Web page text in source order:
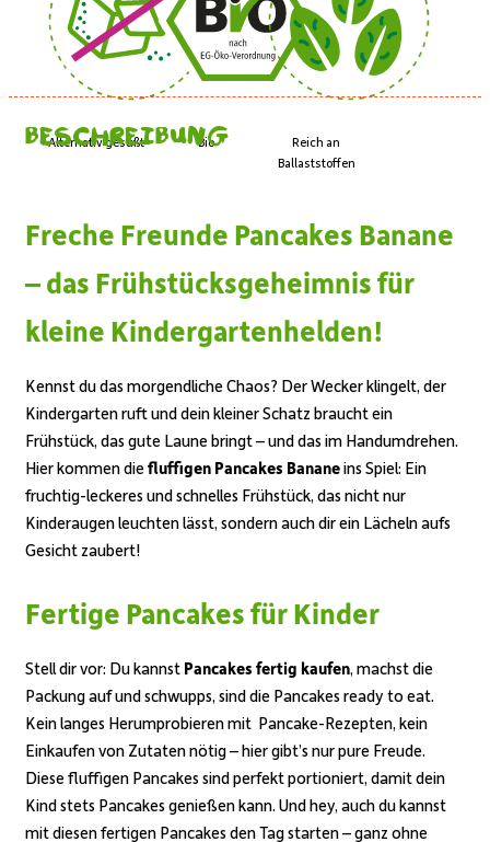
Alternativ gesüßt Bio
Reich an
Ballaststoffen
Beschreibung
Freche Freunde Pancakes Banane
– das Frühstücksgeheimnis für
kleine Kindergartenhelden!
Kennst du das morgendliche Chaos? Der Wecker klingelt, der
Kindergarten ruft und dein kleiner Schatz braucht ein
Frühstück, das gute Laune bringt – und das im Handumdrehen.
Hier kommen diefluffigen Pancakes Bananeins Spiel: Ein
fruchtig-leckeres und schnelles Frühstück, das nicht nur
Kinderaugen leuchten lässt, sondern auch dir ein Lächeln aufs
Gesicht zaubert!
Fertige Pancakes für Kinder
Stell dir vor: Du kannst Pancakes fertig kaufen, machst die
Packung auf und schwupps, sind die Pancakes ready to eat.
Kein langes Herumprobieren mit Pancake-Rezepten, kein
Einkaufen von Zutaten nötig – hier gibt’s nur pure Freude.
Diese fluffigen Pancakes sind perfekt portioniert, damit dein
Kind stets Pancakes genießen kann. Und hey, auch du kannst
mit diesen fertigen Pancakes den Tag starten – ganz ohne